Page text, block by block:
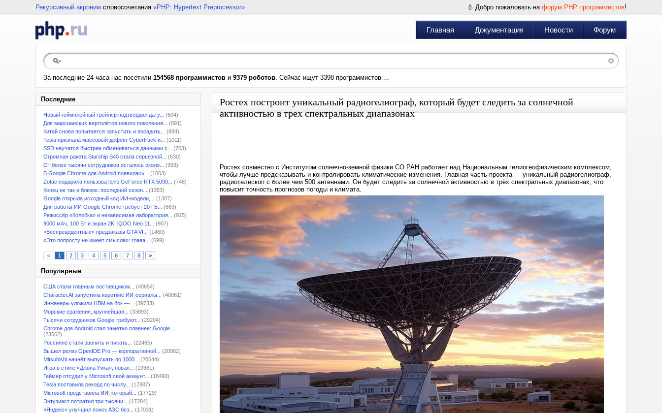
Рекурсивный акроним словосочетания «PHP: Hypertext Preprocessor» Добро пожаловать на форум PHP программистов!
Главная Документация Новости Форум
За последние 24 часа нас посетили 154568 программистов и 9379 роботов. Сейчас ищут 3398 программистов ...
Последние
Новый геймплейный трейлер подтвердил дату...
(604)
Для марсианских вертолётов нового поколения...
(891)
Китай снова попытается запустить и посадить...
(884)
Tesla признала массовый дефект Cybertruck и...
(1011)
SSD научатся быстрее обмениваться данными с...
(703)
Огромная ракета Starship S40 стала серьезной...
(630)
От более тысячи сотрудников осталось около...
(993)
В Google Chrome для Android появилась...
(1003)
Zotac подарила пользователю GeForce RTX 5090...
(748)
Конец не так и близок: последний сезон...
(1353)
Google открыла исходный код ИИ-модели,...
(1307)
Для работы ИИ Google Chrome требует 20 ГБ...
(869)
Режиссёр «Колобка» и независимая лаборатория...
(925)
9000 мАч, 100 Вт и экран 2K: iQOO Neo 11...
(907)
«Беспрецедентные» предзаказы GTA VI...
(1460)
«Это попросту не имеет смысла»: глава...
(699)
< 1 2 3 4 5 6 7 8 >
Популярные
США стали главным поставщиком...
(40654)
Character.AI запустила короткие ИИ-сериалы...
(40061)
Инженеры уложили HBM на бок —...
(39733)
Морские сражения, крупнейшая...
(33893)
Тысячи сотрудников Google требуют...
(29204)
Chrome для Android стал заметно плавнее: Google...
(23562)
Россияне стали звонить и писать...
(22485)
Вышел релиз OpenIDE Pro — корпоративной...
(20982)
Mitsubishi начнёт выпускать по 1000...
(20544)
Игра в стиле «Джона Уика», новая...
(19381)
Геймер отсудил у Microsoft свой аккаунт...
(18490)
Tesla поставила рекорд по числу...
(17887)
Microsoft представила ИИ, который...
(17729)
Энтузиаст потратил три тысячи...
(17284)
«Яндекс» улучшил поиск АЗС без...
(17031)
Ростех построит уникальный радиогелиограф, который будет следить за солнечной
активностью в трех спектральных диапазонах
Ростех совместно с Институтом солнечно-земной физики СО РАН работает над Национальным гелиогеофизическим комплексом,
чтобы лучше предсказывать и контролировать климатические изменения. Главная часть проекта — уникальный радиогелиограф,
радиотелескоп с более чем 500 антеннами. Он будет следить за солнечной активностью в трёх спектральных диапазонах, что
повысит точность прогнозов погоды и климата.